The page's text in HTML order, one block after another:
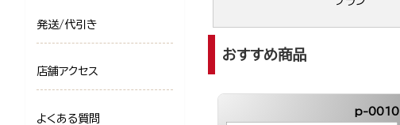
おすすめ商品
p-0010
発送/代引き
店舗アクセス
よくある質問